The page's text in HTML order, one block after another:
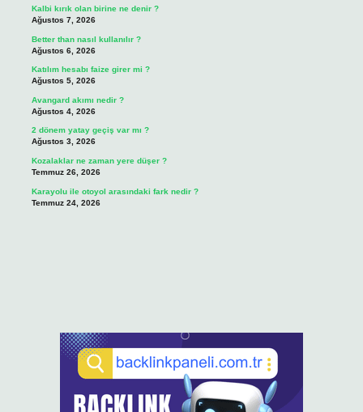
Kalbi kırık olan birine ne denir ?
Ağustos 7, 2026
Better than nasıl kullanılır ?
Ağustos 6, 2026
Katılım hesabı faize girer mi ?
Ağustos 5, 2026
Avangard akımı nedir ?
Ağustos 4, 2026
2 dönem yatay geçiş var mı ?
Ağustos 3, 2026
Kozalaklar ne zaman yere düşer ?
Temmuz 26, 2026
Karayolu ile otoyol arasındaki fark nedir ?
Temmuz 24, 2026